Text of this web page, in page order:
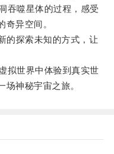
噬星体的过程，感受
奇异空间。
探索未知的方式，让
世界中体验到真实世
神秘宇宙之旅。